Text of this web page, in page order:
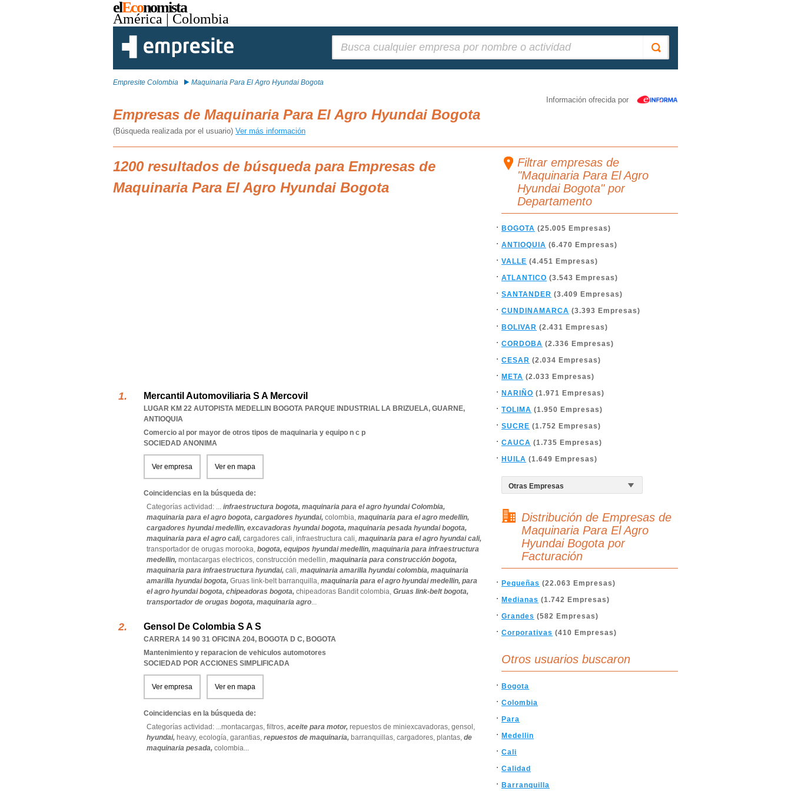
elEconomista
América | Colombia
Empresite Colombia Maquinaria Para El Agro Hyundai Bogota
Información ofrecida por
Empresas de Maquinaria Para El Agro Hyundai Bogota
(Búsqueda realizada por el usuario) Ver más información
1200 resultados de búsqueda para Empresas de
Maquinaria Para El Agro Hyundai Bogota
Mercantil Automoviliaria S A Mercovil
LUGAR KM 22 AUTOPISTA MEDELLIN BOGOTA PARQUE INDUSTRIAL LA BRIZUELA, GUARNE,
ANTIOQUIA
Comercio al por mayor de otros tipos de maquinaria y equipo n c p
SOCIEDAD ANONIMA
Ver empresa Ver en mapa
Coincidencias en la búsqueda de:
Categorías actividad: ... infraestructura bogota, maquinaria para el agro hyundai Colombia,
maquinaria para el agro bogota, cargadores hyundai, colombia, maquinaria para el agro medellin,
cargadores hyundai medellin, excavadoras hyundai bogota, maquinaria pesada hyundai bogota,
maquinaria para el agro cali, cargadores cali, infraestructura cali, maquinaria para el agro hyundai cali,
transportador de orugas morooka, bogota, equipos hyundai medellin, maquinaria para infraestructura
medellin, montacargas electricos, construcción medellin, maquinaria para construcción bogota,
maquinaria para infraestructura hyundai, cali, maquinaria amarilla hyundai colombia, maquinaria
amarilla hyundai bogota, Gruas link-belt barranquilla, maquinaria para el agro hyundai medellin, para
el agro hyundai bogota, chipeadoras bogota, chipeadoras Bandit colombia, Gruas link-belt bogota,
transportador de orugas bogota, maquinaria agro...
Gensol De Colombia S A S
CARRERA 14 90 31 OFICINA 204, BOGOTA D C, BOGOTA
Mantenimiento y reparacion de vehiculos automotores
SOCIEDAD POR ACCIONES SIMPLIFICADA
Ver empresa Ver en mapa
Coincidencias en la búsqueda de:
Categorías actividad: ...montacargas, filtros, aceite para motor, repuestos de miniexcavadoras, gensol,
hyundai, heavy, ecología, garantias, repuestos de maquinaria, barranquillas, cargadores, plantas, de
maquinaria pesada, colombia...
Filtrar empresas de
"Maquinaria Para El Agro
Hyundai Bogota" por
Departamento
BOGOTA (25.005 Empresas)
ANTIOQUIA (6.470 Empresas)
VALLE (4.451 Empresas)
ATLANTICO (3.543 Empresas)
SANTANDER (3.409 Empresas)
CUNDINAMARCA (3.393 Empresas)
BOLIVAR (2.431 Empresas)
CORDOBA (2.336 Empresas)
CESAR (2.034 Empresas)
META (2.033 Empresas)
NARIÑO (1.971 Empresas)
TOLIMA (1.950 Empresas)
SUCRE (1.752 Empresas)
CAUCA (1.735 Empresas)
HUILA (1.649 Empresas)
Distribución de Empresas de
Maquinaria Para El Agro
Hyundai Bogota por
Facturación
Pequeñas (22.063 Empresas)
Medianas (1.742 Empresas)
Grandes (582 Empresas)
Corporativas (410 Empresas)
Otros usuarios buscaron
Bogota
Colombia
Para
Medellin
Cali
Calidad
Barranquilla